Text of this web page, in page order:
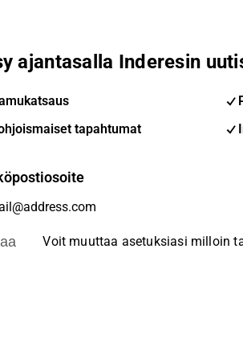
ajantasalla Inderesin
tapahtumat
Voit muuttaa asetuksiasi milloin